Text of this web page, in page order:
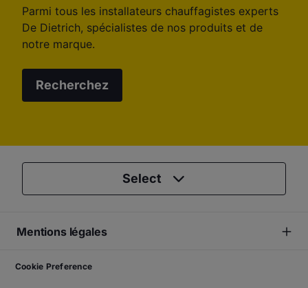
Parmi tous les installateurs chauffagistes experts
De Dietrich, spécialistes de nos produits et de
notre marque.
Recherchez
Select
Mentions légales
Cookie Preference